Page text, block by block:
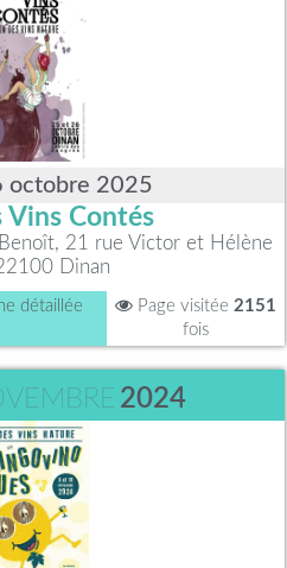
octobre 2025
Vins Contés
21 rue Victor et Hélène
Dinan
détaillée Page visitée 2151
fois
2024